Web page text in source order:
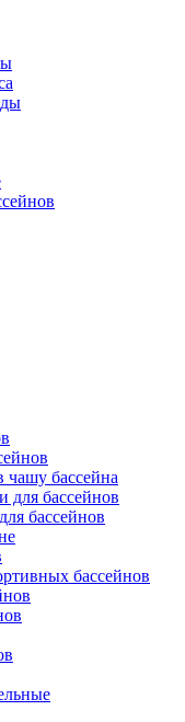
чашу бассейна
для бассейнов
бассейнов
бассейнов